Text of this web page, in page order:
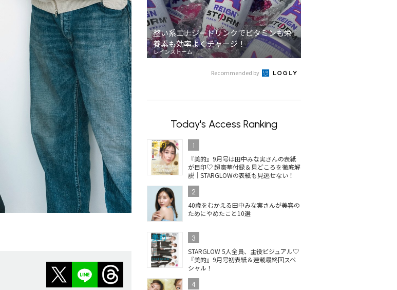
整い系エナジードリンクでビタミンも栄
養素も効率よくチャージ！
レインストーム
Recommended by
Today's Access Ranking
1
『美的』9月号は田中みな実さんの表紙
が目印♡ 超豪華付録＆見どころを徹底解
説｜STARGLOWの表紙も見逃せない！
2
40歳をむかえる田中みな実さんが美容の
ためにやめたこと10選
3
STARGLOW 5人全員、主役ビジュアル♡
『美的』9月号初表紙＆連載最終回スペ
シャル！
4